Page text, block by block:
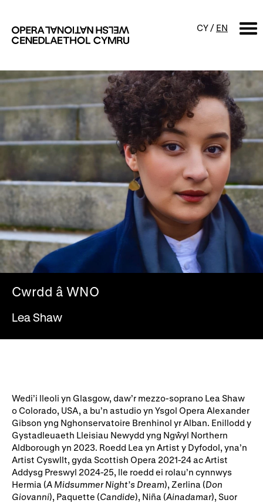
CY / EN
CHWILIO
Digwyddiadur
Calendr
Cynyrchiadau
Cyngherddau
Digwyddiadau am ddim a
sgyrsiau
Digwyddiadau i'r teulu
Perfformiad Hygyrch
Amdanom ni
Ein hanes
Gyrfaoedd WNO
Darganfod opera
Digwyddiadau a Phrofiadau
Phrifysgolion
Lles gyda WNO
Cefnogwch ni
Cyfrannwch nawr Partneriaid Corfforaethol
Cwrdd â WNO
Lea Shaw
Wedi’i lleoli yn Glasgow, daw’r mezzo-soprano Lea Shaw
o Colorado, USA, a bu’n astudio yn Ysgol Opera Alexander
Gibson yng Nghonservatoire Brenhinol yr Alban. Enillodd y
Gystadleuaeth Lleisiau Newydd yng Ngŵyl Northern
Aldborough yn 2023. Roedd Lea yn Artist y Dyfodol, yna’n
Artist Cyswllt, gyda Scottish Opera 2021-24 ac Artist
Addysg Preswyl 2024-25, lle roedd ei rolau’n cynnwys
Hermia (A Midsummer Night’s Dream), Zerlina (Don
Giovanni), Paquette (Candide), Niña (Ainadamar), Suor